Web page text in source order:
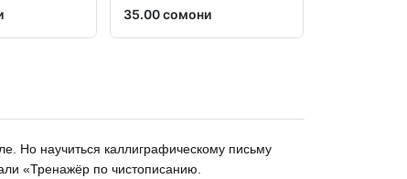
35.00 сомони
Но научиться каллиграфическому письму
«Тренажёр по чистописанию.